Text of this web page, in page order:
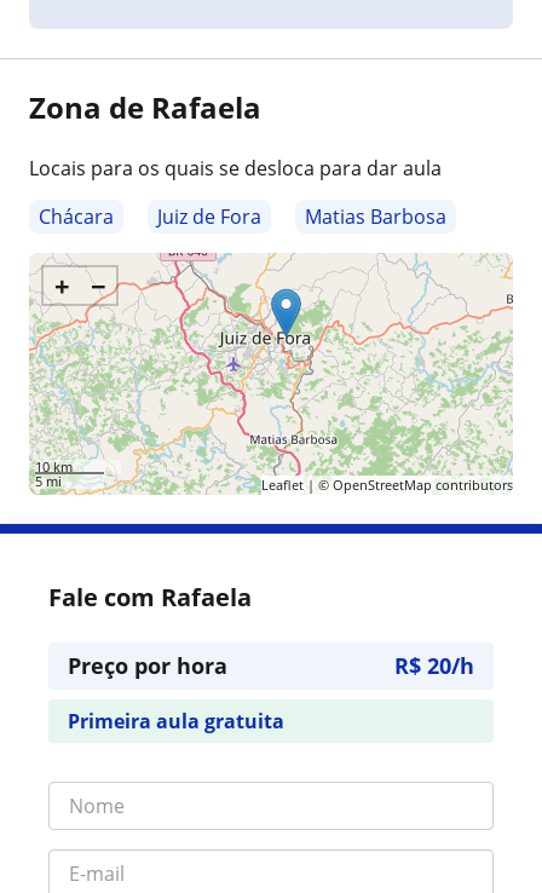
Zona de Rafaela
Locais para os quais se desloca para dar aula
Chácara
Juiz de Fora Matias Barbosa
+ −
10 km
5 mi
Leaflet| © OpenStreetMap contributors
Fale com Rafaela
Preço por hora R$ 20/h
Primeira aula gratuita